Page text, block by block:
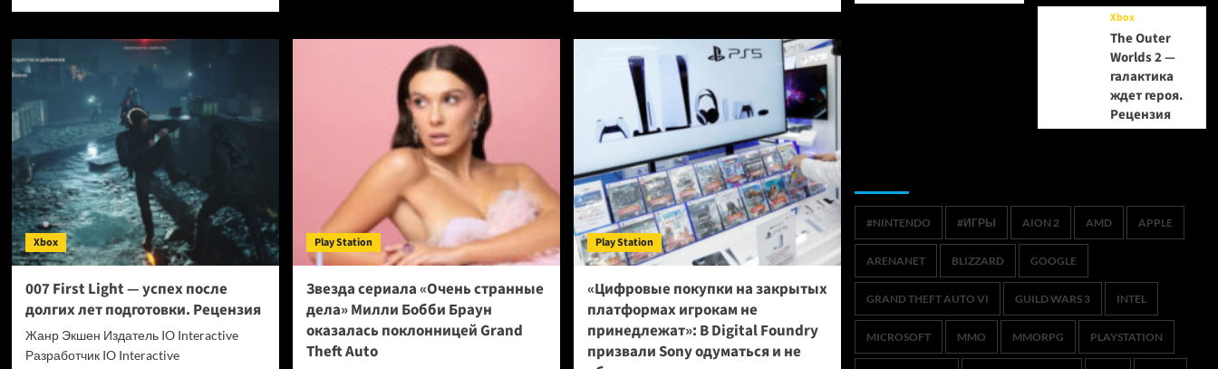
OPPO
поддержку
OxygenOS
и
Realme
UI
—
OnePlus
и
realme
полностью
переходят
на
ColorOS
нейронки
Claude
Fable
вышел
инструмент,
который
снижает
затраты
на
токены
7
Новый
браузер
помогает
ботам
обходить
защиту
—
и
грузит
страницы
в
шесть
быстрее
Chrome
Xbox
007 First Light — успех после
долгих лет подготовки. Рецензия
Жанр Экшен Издатель IO Interactive
Разработчик IO Interactive
Play Station
Звезда сериала «Очень странные
дела» Милли Бобби Браун
оказалась поклонницей Grand
Theft Auto
Play Station
«Цифровые покупки на закрытых
платформах игрокам не
принедлежат»: В Digital Foundry
призвали Sony одуматься и не
Xbox
The Outer
Worlds 2 —
галактика
ждет героя.
Рецензия
#NINTENDO #ИГРЫ AION 2 AMD APPLE
ARENANET BLIZZARD GOOGLE
GRAND THEFT AUTO VI GUILD WARS 3 INTEL
MICROSOFT MMO MMORPG PLAYSTATION